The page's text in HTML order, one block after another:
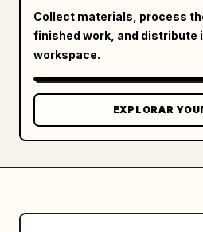
Collect materials, process
finished work, and distribute
workspace.
EXPLORAR